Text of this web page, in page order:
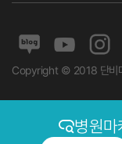
병원마
Copyright © 2018 단비